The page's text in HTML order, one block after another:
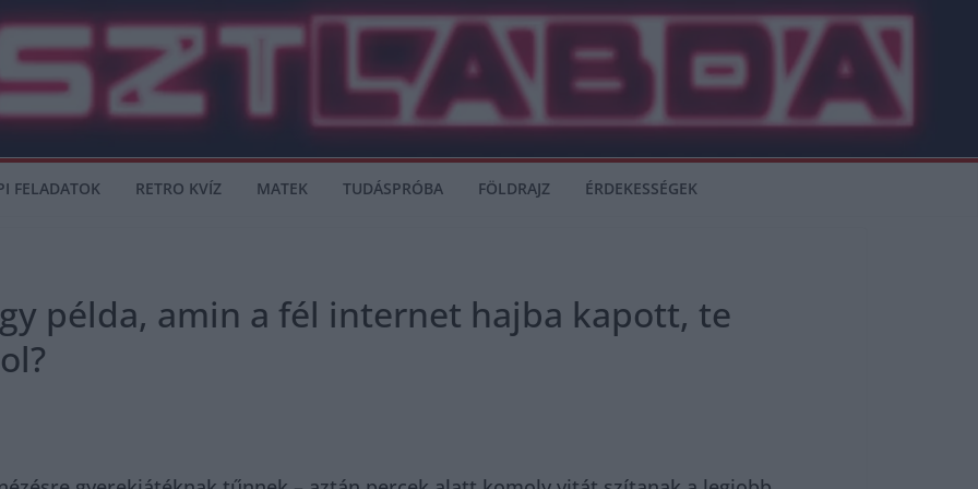
FELADATOK RETRO KVÍZ MATEK TUDÁSPRÓBA FÖLDRAJZ ÉRDEKESSÉGEK
példa, amin a fél internet hajba kapott, te